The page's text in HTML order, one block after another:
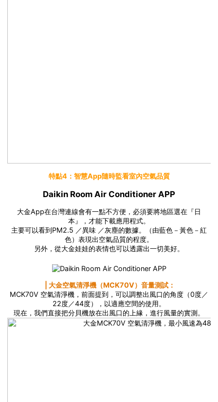
特點4：智慧App隨時監看室內空氣品質
Daikin Room Air Conditioner APP
大金App在台灣連線會有一點不方便，必須要將地區選在『日
本』，才能下載應用程式。
主要可以看到PM2.5 ／異味 ／灰塵的數據。（由藍色－黃色－紅
色）表現出空氣品質的程度。
另外，從大金娃娃的表情也可以透露出一切美好。
⎪大金空氣清淨機（MCK70V）音量測試：
MCK70V 空氣清淨機，前面提到，可以調整出風口的角度（0度／
22度／44度），以適應空間的使用。
現在，我們直接把分貝機放在出風口的上緣，進行風量的實測。